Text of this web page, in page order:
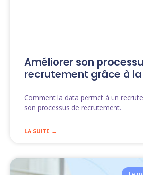
Améliorer son
recrutement grâce à
Comment la data permet à un
son processus de recrutement.
LA SUITE →